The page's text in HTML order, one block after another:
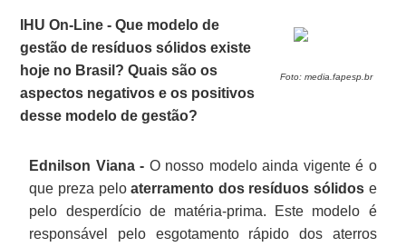
Foto: media.fapesp.br
IHU On-Line - Que modelo de
gestão de resíduos sólidos existe
hoje no Brasil? Quais são os
aspectos negativos e os positivos
desse modelo de gestão?
Ednilson Viana - O nosso modelo ainda vigente é o
que preza peloaterramento dos resíduos sólidos e
pelo desperdício de matéria-prima. Este modelo é
responsável pelo esgotamento rápido dos aterros